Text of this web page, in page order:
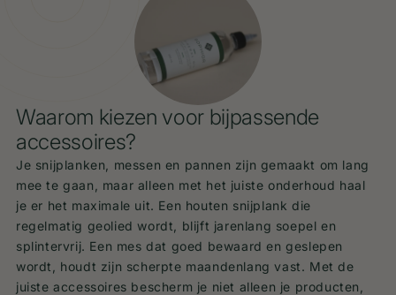
Waarom kiezen voor bijpassende
accessoires?
Je snijplanken, messen en pannen zijn gemaakt om lang
mee te gaan, maar alleen met het juiste onderhoud haal
je er het maximale uit. Een houten snijplank die
regelmatig geolied wordt, blijft jarenlang soepel en
splintervrij. Een mes dat goed bewaard en geslepen
wordt, houdt zijn scherpte maandenlang vast. Met de
juiste accessoires bescherm je niet alleen je producten,